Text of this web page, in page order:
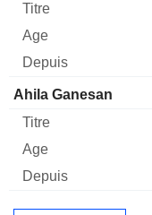
Ahila Ganesan